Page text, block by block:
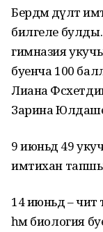
Бердәм дәүләт
билгеле
гимназия
буенча 100
Лиана
Зарина
9 июньдә 49
имтихан
14 июньдә – чит
һәм биология